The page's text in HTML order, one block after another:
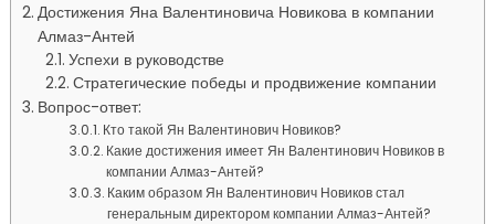
Достижения Яна Валентиновича Новикова в компании
Алмаз-Антей
Успехи в руководстве
Стратегические победы и продвижение компании
Вопрос-ответ:
Кто такой Ян Валентинович Новиков?
Какие достижения имеет Ян Валентинович Новиков в
компании Алмаз-Антей?
Каким образом Ян Валентинович Новиков стал
генеральным директором компании Алмаз-Антей?